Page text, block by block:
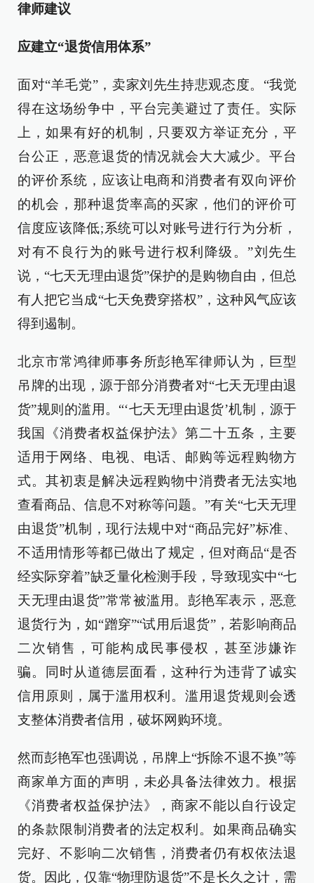
律师建议
应建立“退货信用体系”
面对“羊毛党”，卖家刘先生持悲观态度。“我觉
得在这场纷争中，平台完美避过了责任。实际
上，如果有好的机制，只要双方举证充分，平
台公正，恶意退货的情况就会大大减少。平台
的评价系统，应该让电商和消费者有双向评价
的机会，那种退货率高的买家，他们的评价可
信度应该降低;系统可以对账号进行行为分析，
对有不良行为的账号进行权利降级。”刘先生
说，“七天无理由退货”保护的是购物自由，但总
有人把它当成“七天免费穿搭权”，这种风气应该
得到遏制。
北京市常鸿律师事务所彭艳军律师认为，巨型
吊牌的出现，源于部分消费者对“七天无理由退
货”规则的滥用。“‘七天无理由退货’机制，源于
我国《消费者权益保护法》第二十五条，主要
适用于网络、电视、电话、邮购等远程购物方
式。其初衷是解决远程购物中消费者无法实地
查看商品、信息不对称等问题。”有关“七天无理
由退货”机制，现行法规中对“商品完好”标准、
不适用情形等都已做出了规定，但对商品“是否
经实际穿着”缺乏量化检测手段，导致现实中“七
天无理由退货”常常被滥用。彭艳军表示，恶意
退货行为，如“蹭穿”“试用后退货”，若影响商品
二次销售，可能构成民事侵权，甚至涉嫌诈
骗。同时从道德层面看，这种行为违背了诚实
信用原则，属于滥用权利。滥用退货规则会透
支整体消费者信用，破坏网购环境。
然而彭艳军也强调说，吊牌上“拆除不退不换”等
商家单方面的声明，未必具备法律效力。根据
《消费者权益保护法》，商家不能以自行设定
的条款限制消费者的法定权利。如果商品确实
完好、不影响二次销售，消费者仍有权依法退
货。因此，仅靠“物理防退货”不是长久之计，需